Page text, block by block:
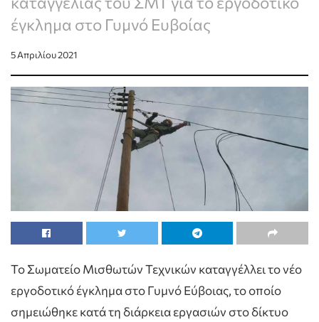
έγκλημα στο Γυμνό Ευβοίας
5 Απριλίου 2021
Το Σωματείο Μισθωτών Τεχνικών καταγγέλλει το νέο
εργοδοτικό έγκλημα στο Γυμνό Εύβοιας, το οποίο
σημειώθηκε κατά τη διάρκεια εργασιών στο δίκτυο